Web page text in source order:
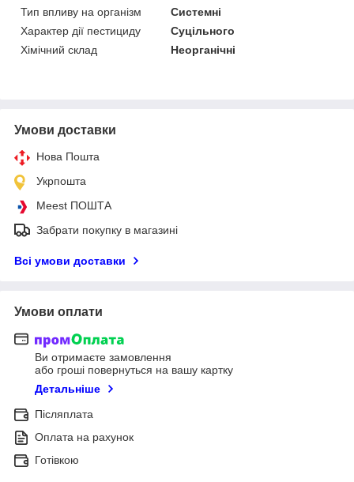
Тип впливу на організм
Системні
Характер дії пестициду
Суцільного
Хімічний склад
Неорганічні
Умови доставки
Нова Пошта
Укрпошта
Meest ПОШТА
Забрати покупку в магазині
Всі умови доставки
Умови оплати
Ви отримаєте замовлення
або гроші повернуться на вашу картку
Детальніше
Післяплата
Оплата на рахунок
Готівкою